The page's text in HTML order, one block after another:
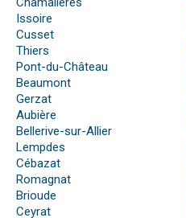
Issoire
Cusset
Thiers
Pont-du-Château
Beaumont
Gerzat
Aubière
Bellerive-sur-Allier
Lempdes
Cébazat
Romagnat
Brioude
Ceyrat